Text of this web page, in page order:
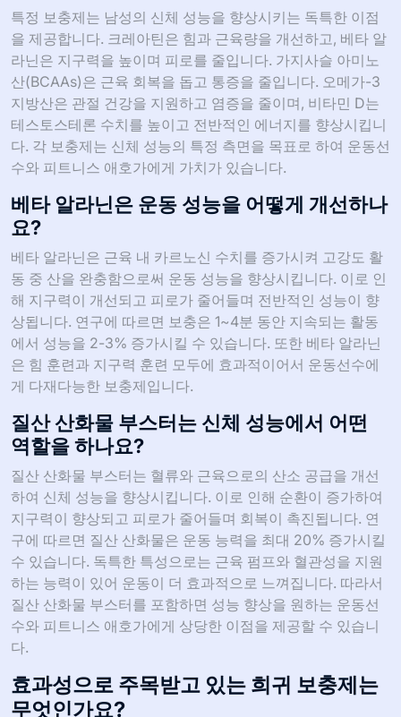
특정 보충제는 남성의 신체 성능을 향상시키는 독특한 이점
을 제공합니다. 크레아틴은 힘과 근육량을 개선하고, 베타 알
라닌은 지구력을 높이며 피로를 줄입니다. 가지사슬 아미노
산(BCAAs)은 근육 회복을 돕고 통증을 줄입니다. 오메가-3
지방산은 관절 건강을 지원하고 염증을 줄이며, 비타민 D는
테스토스테론 수치를 높이고 전반적인 에너지를 향상시킵니
다. 각 보충제는 신체 성능의 특정 측면을 목표로 하여 운동선
수와 피트니스 애호가에게 가치가 있습니다.
베타 알라닌은 운동 성능을 어떻게 개선하나
요?
베타 알라닌은 근육 내 카르노신 수치를 증가시켜 고강도 활
동 중 산을 완충함으로써 운동 성능을 향상시킵니다. 이로 인
해 지구력이 개선되고 피로가 줄어들며 전반적인 성능이 향
상됩니다. 연구에 따르면 보충은 1~4분 동안 지속되는 활동
에서 성능을 2-3% 증가시킬 수 있습니다. 또한 베타 알라닌
은 힘 훈련과 지구력 훈련 모두에 효과적이어서 운동선수에
게 다재다능한 보충제입니다.
질산 산화물 부스터는 신체 성능에서 어떤
역할을 하나요?
질산 산화물 부스터는 혈류와 근육으로의 산소 공급을 개선
하여 신체 성능을 향상시킵니다. 이로 인해 순환이 증가하여
지구력이 향상되고 피로가 줄어들며 회복이 촉진됩니다. 연
구에 따르면 질산 산화물은 운동 능력을 최대 20% 증가시킬
수 있습니다. 독특한 특성으로는 근육 펌프와 혈관성을 지원
하는 능력이 있어 운동이 더 효과적으로 느껴집니다. 따라서
질산 산화물 부스터를 포함하면 성능 향상을 원하는 운동선
수와 피트니스 애호가에게 상당한 이점을 제공할 수 있습니
다.
효과성으로 주목받고 있는 희귀 보충제는
무엇인가요?